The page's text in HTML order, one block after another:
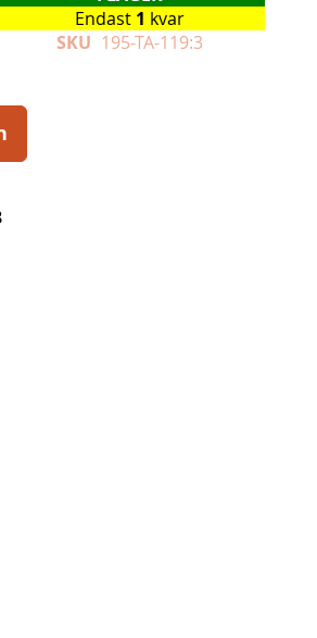
Endast 1 kvar
SKU 195-TA-119:3